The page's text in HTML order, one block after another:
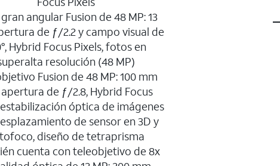
angular Fusion de 48 MP: 13
de ƒ/2.2 y campo visual de
Hybrid Focus Pixels, fotos en
resolución (48 MP)
Fusion de 48 MP: 100 mm
apertura de ƒ/2.8, Hybrid Focus
estabilización óptica de imágenes
de sensor en 3D y
diseño de tetraprisma
cuenta con teleobjetivo de 8x